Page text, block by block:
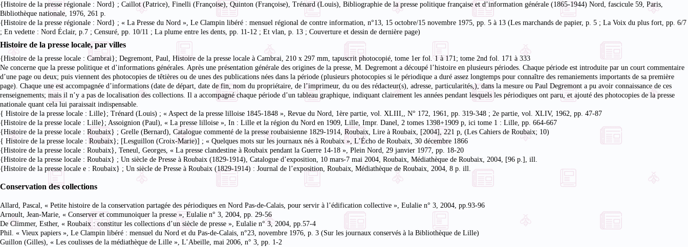
{Histoire de la presse régionale : Nord} ; Caillot (Patrice), Finelli (Françoise), Quinton (Françoise), Trénard (Louis), Bibliographie de la presse politique française et d’information générale (1865-1944) Nord, fascicule 59, Paris,
Bibliothèque nationale, 1976, 261 p.
{Histoire de la presse régionale : Nord} ; « La Presse du Nord », Le Clampin libéré : mensuel régional de contre information, n°13, 15 octobre/15 novembre 1975, pp. 5 à 13 (Les marchands de papier, p. 5 ; La Voix du plus fort, pp. 6/7
; En vedette : Nord Éclair, p.7 ; Censuré, pp. 10/11 ; La plume entre les dents, pp. 11-12 ; Et vlan, p. 13 ; Couverture et dessin de dernière page)
Histoire de la presse locale, par villes
{Histoire de la presse locale : Cambrai}; Degremont, Paul, Histoire de la presse locale à Cambrai, 210 x 297 mm, tapuscrit photocopié, tome 1er fol. 1 à 171; tome 2nd fol. 171 à 333
Ne concerne que la presse politique et d’informations générales. Après une présentation générale des origines de la presse, M. Degremont a découpé l’histoire en plusieurs périodes. Chaque période est introduite par un court commentaire
d’une page ou deux; puis viennent des photocopies de têtières ou de unes des publications nées dans la période (plusieurs photocopies si le périodique a duré assez longtemps pour connaître des remaniements importants de sa première
page). Chaque une est accompagnée d’informations (date de départ, date de fin, nom du propriétaire, de l’imprimeur, du ou des rédacteur(s), adresse, particularités,), dans la mesure ou Paul Degremont a pu avoir connaissance de ces
renseignements; mais il n’y a pas de localisation des collections. Il a accompagné chaque période d’un tableau graphique, indiquant clairement les années pendant lesquels les périodiques ont paru, et ajouté des photocopies de la presse
nationale quant cela lui paraissait indispensable.
{ Histoire de la presse locale : Lille}; Trénard (Louis) ; « Aspect de la presse lilloise 1845-1848 », Revue du Nord, 1ère partie, vol. XLIII,, N° 172, 1961, pp. 319-348 ; 2e partie, vol. XLIV, 1962, pp. 47-87
{Histoire de la presse locale : Lille}; Assoignion (Paul), « La presse lilloise », In : Lille et la région du Nord en 1909, Lille, Impr. Danel, 2 tomes 1398+1909 p, ici tome 1 : Lille, pp. 664-667
{Histoire de la presse locale : Roubaix} ; Grelle (Bernard), Catalogue commenté de la presse roubaisienne 1829-1914, Roubaix, Lire à Roubaix, [2004], 221 p, (Les Cahiers de Roubaix; 10)
{ Histoire de la presse locale : Roubaix}; [Lesguillon (Croix-Marie)] ; « Quelques mots sur les journaux nés à Roubaix », L’Écho de Roubaix, 30 décembre 1866
{Histoire de la presse locale : Roubaix}, Teneul, Georges, « La presse clandestine à Roubaix pendant la Guerre 14-18 », Plein Nord, 29 janvier 1977, pp. 18-20
{Histoire de la presse locale : Roubaix} ; Un siècle de Presse à Roubaix (1829-1914), Catalogue d’exposition, 10 mars-7 mai 2004, Roubaix, Médiathèque de Roubaix, 2004, [96 p.], ill.
{Histoire de la presse locale e : Roubaix} ; Un siècle de Presse à Roubaix (1829-1914) : Journal de l’exposition, Roubaix, Médiathèque de Roubaix, 2004, 8 p. ill.
Conservation des collections
Allard, Pascal, « Petite histoire de la conservation partagée des périodiques en Nord Pas-de-Calais, pour servir à l’édification collective », Eulalie n° 3, 2004, pp.93-96
Arnoult, Jean-Marie, « Conserver et communoiquer la presse », Eulalie n° 3, 2004, pp. 29-56
De Climmer, Esther, « Roubaix : constitur les collections d’un siècle de presse », Eulalie n° 3, 2004, pp.57-4
Phil. « Vieux papiers », Le Clampin libéré : mensuel du Nord et du Pas-de-Calais, n°23, novembre 1976, p. 3 (Sur les journaux conservés à la Bibliothèque de Lille)
Guillon (Gilles), « Les coulisses de la médiathèque de Lille », L’Abeille, mai 2006, n° 3, pp. 1-2